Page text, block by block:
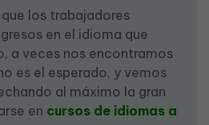
los trabajadores
en el idioma que
a veces nos encontramos
es el esperado, y vemos
al máximo la gran
en cursos de idiomas a